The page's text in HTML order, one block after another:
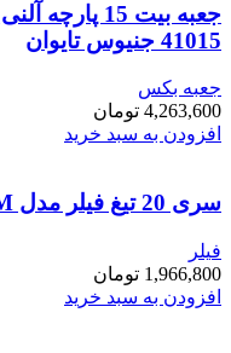
41015 جنیوس تایوان
جعبه بکس
4,263,600 تومان
افزودن به سبد خرید
سری 20 تیغ فیلر مدل Genius FG-020M جنیوس تایوان
فیلر
1,966,800 تومان
افزودن به سبد خرید